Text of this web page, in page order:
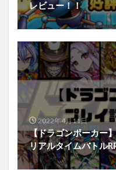
レビュー！！
2022年4月11日
【ドラゴンポーカー
リアルタイムバトル